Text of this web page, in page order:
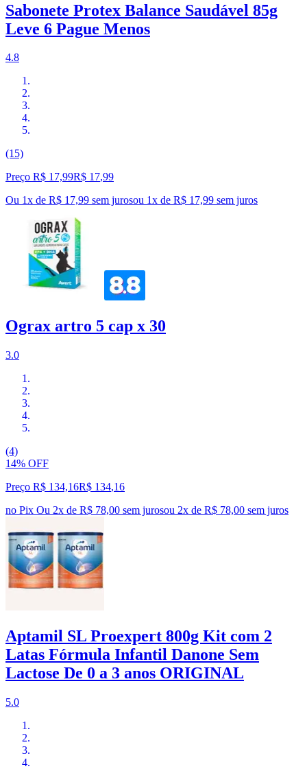
Sabonete Protex Balance Saudável 85g
Leve 6 Pague Menos
4.8
(15)
Preço R$ 17,99R$ 17,99
Ou 1x de R$ 17,99 sem jurosou 1x de R$ 17,99 sem juros
Ograx artro 5 cap x 30
3.0
(4)
14% OFF
Preço R$ 134,16R$ 134,16
no Pix Ou 2x de R$ 78,00 sem jurosou 2x de R$ 78,00 sem juros
Aptamil SL Proexpert 800g Kit com 2
Latas Fórmula Infantil Danone Sem
Lactose De 0 a 3 anos ORIGINAL
5.0